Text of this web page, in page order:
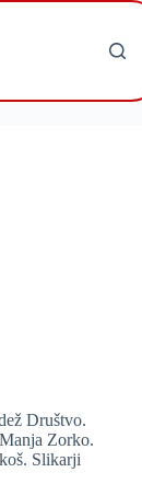
Društvo.
Zorko.
Slikarji